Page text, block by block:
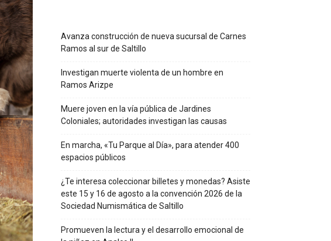
Avanza construcción de nueva sucursal de Carnes
Ramos al sur de Saltillo
Investigan muerte violenta de un hombre en
Ramos Arizpe
Muere joven en la vía pública de Jardines
Coloniales; autoridades investigan las causas
En marcha, «Tu Parque al Día», para atender 400
espacios públicos
¿Te interesa coleccionar billetes y monedas? Asiste
este 15 y 16 de agosto a la convención 2026 de la
Sociedad Numismática de Saltillo
Promueven la lectura y el desarrollo emocional de